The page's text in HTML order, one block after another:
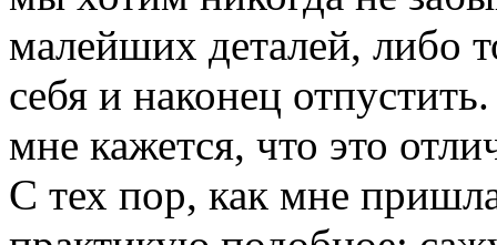
малейших деталей, либо
себя и наконец
мне кажется, что это
С тех пор, как мне